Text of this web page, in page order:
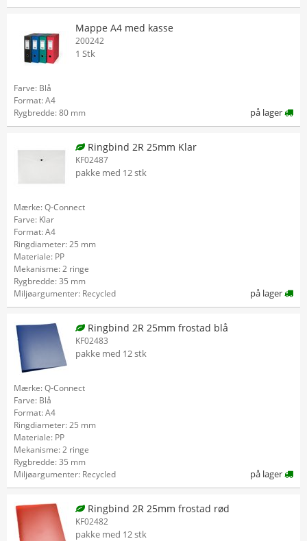
Mappe A4 med kasse
200242
1 Stk
Farve: Blå
Format: A4
Rygbredde: 80 mm
på lager
Ringbind 2R 25mm Klar
KF02487
pakke med 12 stk
Mærke: Q-Connect
Farve: Klar
Format: A4
Ringdiameter: 25 mm
Materiale: PP
Mekanisme: 2 ringe
Rygbredde: 35 mm
Miljøargumenter: Recycled
på lager
Ringbind 2R 25mm frostad blå
KF02483
pakke med 12 stk
Mærke: Q-Connect
Farve: Blå
Format: A4
Ringdiameter: 25 mm
Materiale: PP
Mekanisme: 2 ringe
Rygbredde: 35 mm
Miljøargumenter: Recycled
på lager
Ringbind 2R 25mm frostad rød
KF02482
pakke med 12 stk